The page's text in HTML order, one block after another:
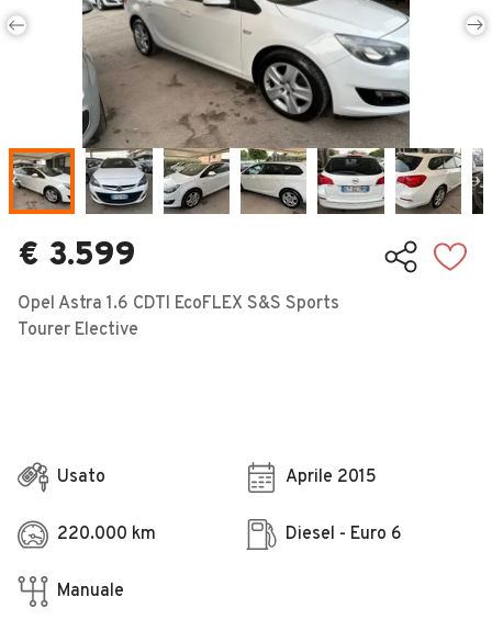
Auto d'epoca
Moto
Camper
Veicoli Commerciali
Concessionari
€ 3.599
Opel Astra 1.6 CDTI EcoFLEX S&S Sports
Tourer Elective
Usato Aprile 2015
220.000 km Diesel - Euro 6
Manuale